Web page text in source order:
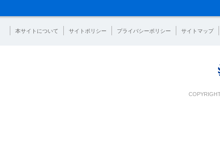
本サイトについて サイトポリシー プライバシーポリシー サイトマップ